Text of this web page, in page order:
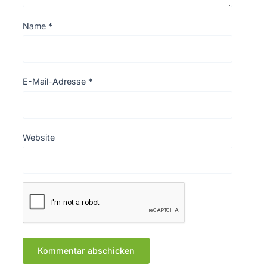
Name *
E-Mail-Adresse *
Website